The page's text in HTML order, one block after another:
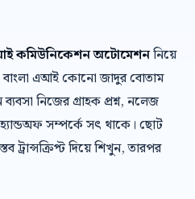
এআই কমিউনিকেশন অটোমেশননিয়ে
বাংলা এআই কোনো জাদুর বোতাম
নিজের গ্রাহক প্রশ্ন, নলেজ
সম্পর্কে সৎ থাকে। ছোট
দিয়ে শিখুন, তারপর